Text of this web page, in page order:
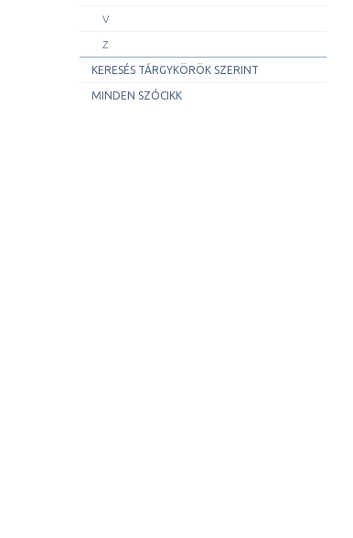
V
Z
KERESÉS TÁRGYKÖRÖK SZERINT
MINDEN SZÓCIKK